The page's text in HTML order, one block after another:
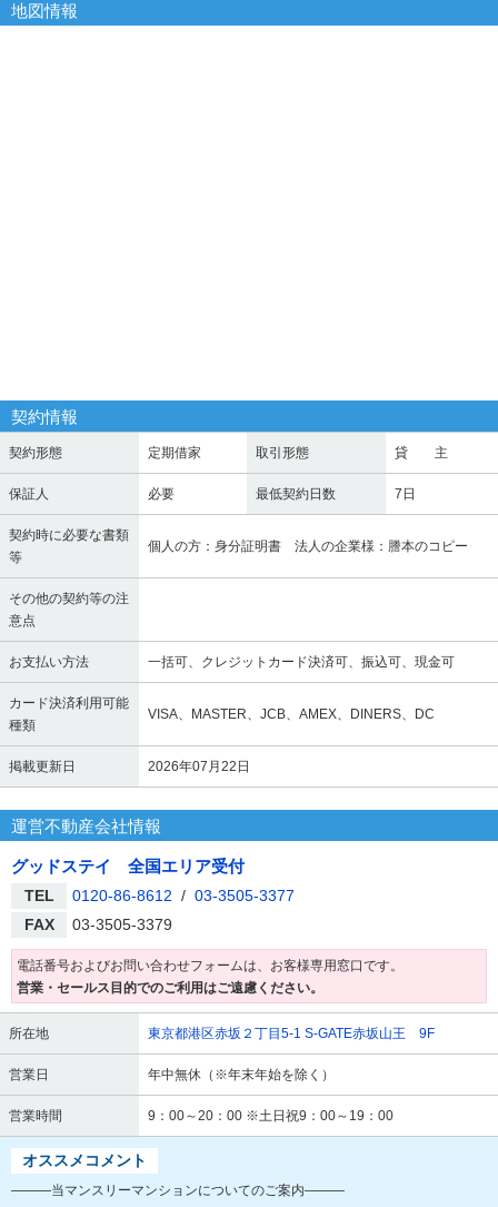
地図情報
契約情報
契約形態 定期借家 取引形態 貸 主
保証人 必要 最低契約日数 7日
契約時に必要な書類
等
個人の方：身分証明書 法人の企業様：謄本のコピー
その他の契約等の注
意点
お支払い方法 一括可、クレジットカード決済可、振込可、現金可
カード決済利用可能
種類
VISA、MASTER、JCB、AMEX、DINERS、DC
掲載更新日 2026年07月22日
運営不動産会社情報
グッドステイ 全国エリア受付
TEL 0120-86-8612 / 03-3505-3377
FAX
03-3505-3379
電話番号およびお問い合わせフォームは、お客様専用窓口です。
営業・セールス目的でのご利用はご遠慮ください。
所在地 東京都港区赤坂２丁目5-1 S-GATE赤坂山王 9F
営業日 年中無休（※年末年始を除く）
営業時間 9：00～20：00 ※土日祝9：00～19：00
オススメコメント
―――当マンスリーマンションについてのご案内―――